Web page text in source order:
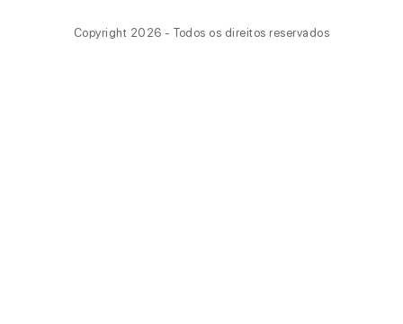
Copyright 2026 - Todos os direitos reservados